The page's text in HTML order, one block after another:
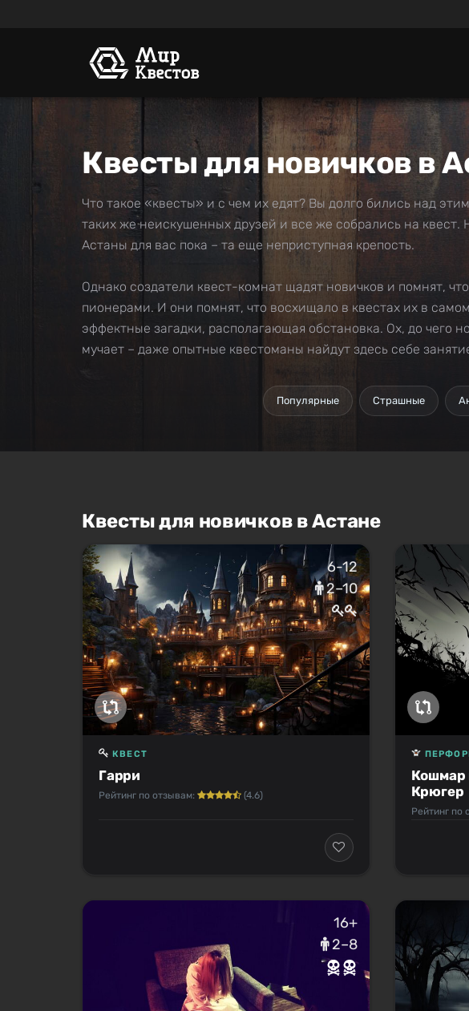
Квесты для новичков в
Что такое «квесты» и с чем их едят? Вы долго бились над
таких же неискушенных друзей и все же собрались на
Астаны для вас пока – та еще неприступная крепость.
Однако создатели квест-комнат щадят новичков и помнят,
пионерами. И они помнят, что восхищало в квестах их в
эффектные загадки, располагающая обстановка. Ох, до чего
мучает – даже опытные квестоманы найдут здесь себе
Популярные Страшные
Квесты для новичков в Астане
6-12
2–10
Гарри
КВЕСТ
Рейтинг по отзывам: (4.6)
Кошмар
Крюгер
Рейтинг по
16+
2–8